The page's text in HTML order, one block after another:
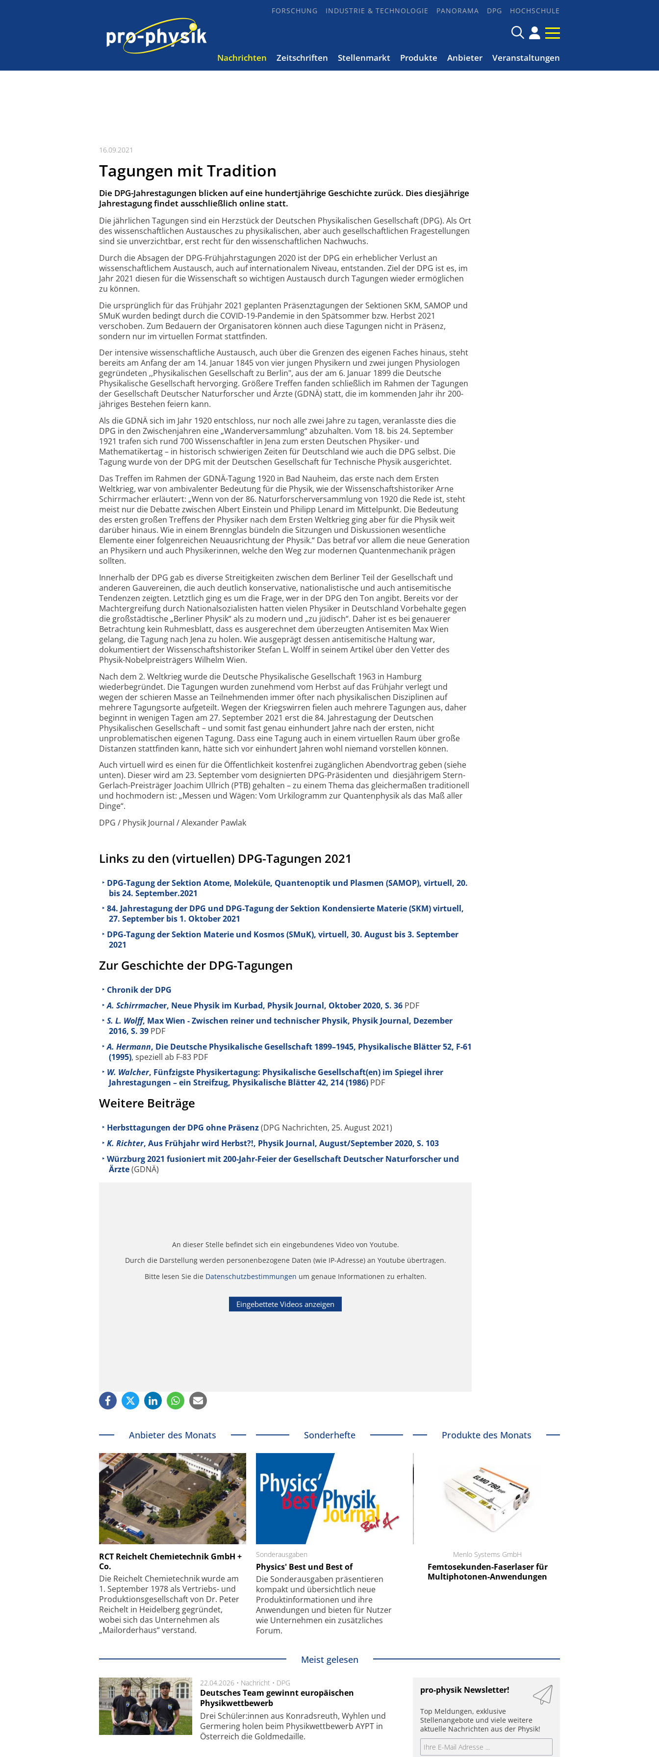
FORSCHUNG INDUSTRIE & TECHNOLOGIE PANORAMA DPG HOCHSCHULE
Nachrichten Zeitschriften Stellenmarkt Produkte Anbieter Veranstaltungen
16.09.2021
Tagungen mit Tradition
Die DPG-Jahrestagungen blicken auf eine hundertjährige Geschichte zurück. Dies diesjährige
Jahrestagung findet ausschließlich online statt.
Die jährlichen Tagungen sind ein Herzstück der Deutschen Physikalischen Gesellschaft (DPG). Als Ort
des wissenschaftlichen Austausches zu physikalischen, aber auch gesellschaftlichen Fragestellungen
sind sie unverzichtbar, erst recht für den wissenschaftlichen Nachwuchs.
Durch die Absagen der DPG-Frühjahrstagungen 2020 ist der DPG ein erheblicher Verlust an
wissenschaftlichem Austausch, auch auf internationalem Niveau, entstanden. Ziel der DPG ist es, im
Jahr 2021 diesen für die Wissenschaft so wichtigen Austausch durch Tagungen wieder ermöglichen
zu können.
Die ursprünglich für das Frühjahr 2021 geplanten Präsenztagungen der Sektionen SKM, SAMOP und
SMuK wurden bedingt durch die COVID-19-Pandemie in den Spätsommer bzw. Herbst 2021
verschoben. Zum Bedauern der Organisatoren können auch diese Tagungen nicht in Präsenz,
sondern nur im virtuellen Format stattfinden.
Der intensive wissenschaftliche Austausch, auch über die Grenzen des eigenen Faches hinaus, steht
bereits am Anfang der am 14. Januar 1845 von vier jungen Physikern und zwei jungen Physiologen
gegründeten ,,Physikalischen Gesellschaft zu Berlin", aus der am 6. Januar 1899 die Deutsche
Physikalische Gesellschaft hervorging. Größere Treffen fanden schließlich im Rahmen der Tagungen
der Gesellschaft Deutscher Naturforscher und Ärzte (GDNÄ) statt, die im kommenden Jahr ihr 200-
jähriges Bestehen feiern kann.
Als die GDNÄ sich im Jahr 1920 entschloss, nur noch alle zwei Jahre zu tagen, veranlasste dies die
DPG in den Zwischenjahren eine „Wanderversammlung“ abzuhalten. Vom 18. bis 24. September
1921 trafen sich rund 700 Wissenschaftler in Jena zum ersten Deutschen Physiker- und
Mathematikertag – in historisch schwierigen Zeiten für Deutschland wie auch die DPG selbst. Die
Tagung wurde von der DPG mit der Deutschen Gesellschaft für Technische Physik ausgerichtet.
Das Treffen im Rahmen der GDNÄ-Tagung 1920 in Bad Nauheim, das erste nach dem Ersten
Weltkrieg, war von ambivalenter Bedeutung für die Physik, wie der Wissenschaftshistoriker Arne
Schirrmacher erläutert: „Wenn von der 86. Naturforscherversammlung von 1920 die Rede ist, steht
meist nur die Debatte zwischen Albert Einstein und Philipp Lenard im Mittelpunkt. Die Bedeutung
des ersten großen Treffens der Physiker nach dem Ersten Weltkrieg ging aber für die Physik weit
darüber hinaus. Wie in einem Brennglas bündeln die Sitzungen und Diskussionen wesentliche
Elemente einer folgenreichen Neuausrichtung der Physik.“ Das betraf vor allem die neue Generation
an Physikern und auch Physikerinnen, welche den Weg zur modernen Quantenmechanik prägen
sollten.
Innerhalb der DPG gab es diverse Streitigkeiten zwischen dem Berliner Teil der Gesellschaft und
anderen Gauvereinen, die auch deutlich konservative, nationalistische und auch antisemitische
Tendenzen zeigten. Letztlich ging es um die Frage, wer in der DPG den Ton angibt. Bereits vor der
Machtergreifung durch Nationalsozialisten hatten vielen Physiker in Deutschland Vorbehalte gegen
die großstädtische „Berliner Physik“ als zu modern und „zu jüdisch“. Daher ist es bei genauerer
Betrachtung kein Ruhmesblatt, dass es ausgerechnet dem überzeugten Antisemiten Max Wien
gelang, die Tagung nach Jena zu holen. Wie ausgeprägt dessen antisemitische Haltung war,
dokumentiert der Wissenschaftshistoriker Stefan L. Wolff in seinem Artikel über den Vetter des
Physik-Nobelpreisträgers Wilhelm Wien.
Nach dem 2. Weltkrieg wurde die Deutsche Physikalische Gesellschaft 1963 in Hamburg
wiederbegründet. Die Tagungen wurden zunehmend vom Herbst auf das Frühjahr verlegt und
wegen der schieren Masse an Teilnehmenden immer öfter nach physikalischen Disziplinen auf
mehrere Tagungsorte aufgeteilt. Wegen der Kriegswirren fielen auch mehrere Tagungen aus, daher
beginnt in wenigen Tagen am 27. September 2021 erst die 84. Jahrestagung der Deutschen
Physikalischen Gesellschaft – und somit fast genau einhundert Jahre nach der ersten, nicht
unproblematischen eigenen Tagung. Dass eine Tagung auch in einem virtuellen Raum über große
Distanzen stattfinden kann, hätte sich vor einhundert Jahren wohl niemand vorstellen können.
Auch virtuell wird es einen für die Öffentlichkeit kostenfrei zugänglichen Abendvortrag geben (siehe
unten). Dieser wird am 23. September vom designierten DPG-Präsidenten und diesjährigem Stern-
Gerlach-Preisträger Joachim Ullrich (PTB) gehalten – zu einem Thema das gleichermaßen traditionell
und hochmodern ist: „Messen und Wägen: Vom Urkilogramm zur Quantenphysik als das Maß aller
Dinge“.
DPG / Physik Journal / Alexander Pawlak
Links zu den (virtuellen) DPG-Tagungen 2021
DPG-Tagung der Sektion Atome, Moleküle, Quantenoptik und Plasmen (SAMOP), virtuell, 20.
bis 24. September.2021
84. Jahrestagung der DPG und DPG-Tagung der Sektion Kondensierte Materie (SKM) virtuell,
27. September bis 1. Oktober 2021
DPG-Tagung der Sektion Materie und Kosmos (SMuK), virtuell, 30. August bis 3. September
2021
Zur Geschichte der DPG-Tagungen
Chronik der DPG
A. Schirrmacher, Neue Physik im Kurbad, Physik Journal, Oktober 2020, S. 36 PDF
S. L. Wolff, Max Wien - Zwischen reiner und technischer Physik, Physik Journal, Dezember
2016, S. 39 PDF
A. Hermann, Die Deutsche Physikalische Gesellschaft 1899–1945, Physikalische Blätter52, F-61
(1995), speziell ab F-83 PDF
W. Walcher, Fünfzigste Physikertagung: Physikalische Gesellschaft(en) im Spiegel ihrer
Jahrestagungen – ein Streifzug, Physikalische Blätter42, 214 (1986) PDF
Weitere Beiträge
Herbsttagungen der DPG ohne Präsenz(DPG Nachrichten, 25. August 2021)
K. Richter, Aus Frühjahr wird Herbst?!, Physik Journal, August/September 2020, S. 103
Würzburg 2021 fusioniert mit 200-Jahr-Feier der Gesellschaft Deutscher Naturforscher und
Ärzte(GDNÄ)
An dieser Stelle befindet sich ein eingebundenes Video von Youtube.
Durch die Darstellung werden personenbezogene Daten (wie IP-Adresse) an Youtube übertragen.
Bitte lesen Sie die Datenschutzbestimmungen um genaue Informationen zu erhalten.
Eingebettete Videos anzeigen
Anbieter des Monats
RCT Reichelt Chemietechnik GmbH +
Co.
Die Reichelt Chemietechnik wurde am
1. September 1978 als Vertriebs- und
Produktionsgesellschaft von Dr. Peter
Reichelt in Heidelberg gegründet,
wobei sich das Unternehmen als
„Mailorderhaus“ verstand.
Sonderhefte
Sonderausgaben
Physics' Best und Best of
Die Sonder­ausgaben präsentieren
kompakt und übersichtlich neue
Produkt­informationen und ihre
Anwendungen und bieten für Nutzer
wie Unternehmen ein zusätzliches
Forum.
Produkte des Monats
Schäfter + Kirchhoff GmbH
Feinfokussierungsmechanismus
Elektronenmikroskopie auf
kleinstem Raum
Menlo Systems GmbH
Femtosekunden-Faserlaser für
Multiphotonen-Anwendungen
Meist gelesen
22.04.2026 • Nachricht • DPG
Deutsches Team gewinnt europäischen
Physikwettbewerb
Drei Schüler:innen aus Kon­rads­reuth, Wyh­len und
Ger­me­ring holen beim Phy­sik­wett­be­werb AYPT in
Öster­reich die Gold­me­dail­le.
pro-physik Newsletter!
Top Meldungen, exklusive
Stellenangebote und viele weitere
aktuelle Nachrichten aus der Physik!